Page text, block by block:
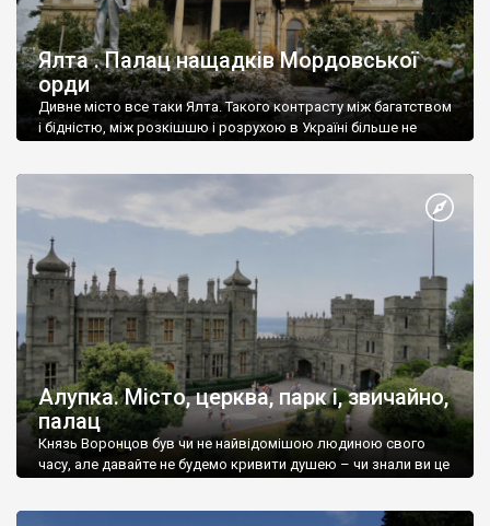
Ялта . Палац нащадків Мордовської
орди
Дивне місто все таки Ялта. Такого контрасту між багатством
і бідністю, між розкішшю і розрухою в Україні більше не
Алупка. Місто, церква, парк і, звичайно,
палац
Князь Воронцов був чи не найвідомішою людиною свого
часу, але давайте не будемо кривити душею – чи знали ви це